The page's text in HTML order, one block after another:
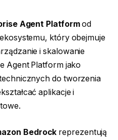
Agent Platformod
który obejmuje
i skalowanie
Agent Platform jako
do tworzenia
aplikacje i
Bedrock reprezentują